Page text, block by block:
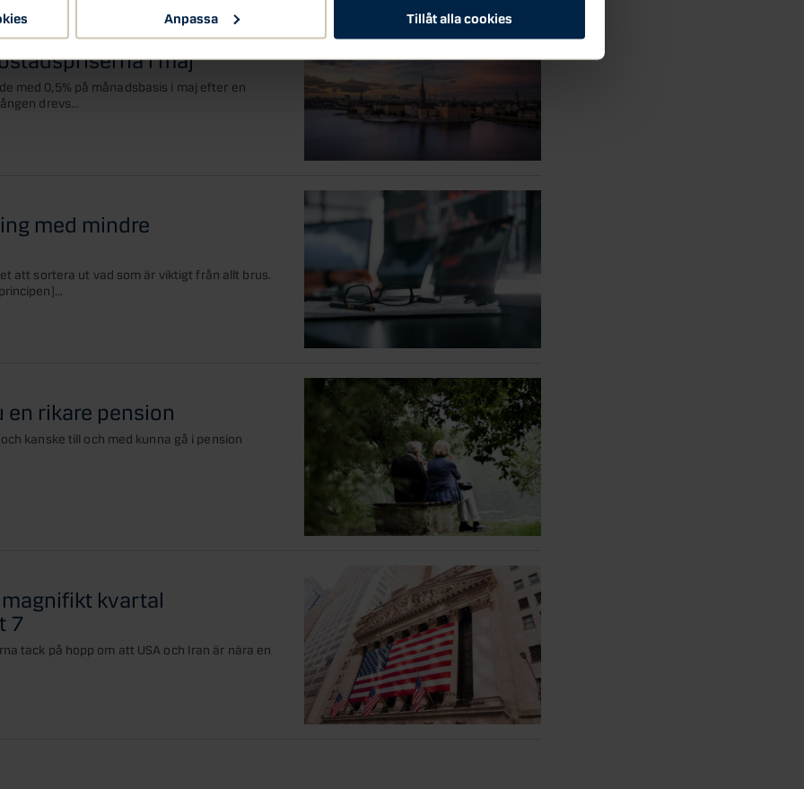
Anpassa Tillåt alla cookies
Tillfällig
i maj
med 0,5% på månadsbasis i maj efter en
drevs...
med mindre
att sortera ut vad som är viktigt från allt brus.
en rikare pension
kanske till och med kunna gå i pension
kvartal
7
tack på hopp om att USA och Iran är nära en